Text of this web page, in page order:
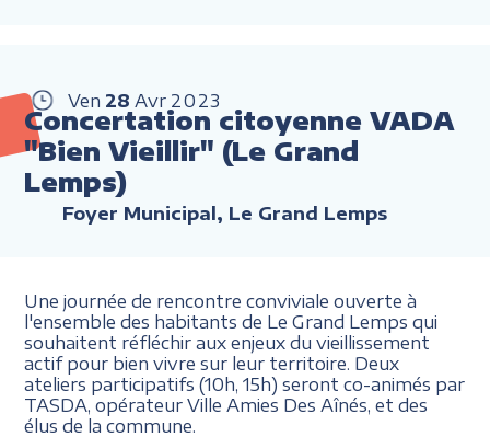
Ven 28 Avr 2023
Concertation citoyenne VADA
"Bien Vieillir" (Le Grand
Lemps)
Foyer Municipal, Le Grand Lemps
Une journée de rencontre conviviale ouverte à
l'ensemble des habitants de Le Grand Lemps qui
souhaitent réfléchir aux enjeux du vieillissement
actif pour bien vivre sur leur territoire. Deux
ateliers participatifs (10h, 15h) seront co-animés par
TASDA, opérateur Ville Amies Des Aînés, et des
élus de la commune.